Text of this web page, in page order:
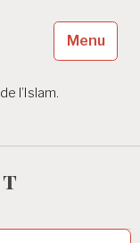
l’Islam.
Menu